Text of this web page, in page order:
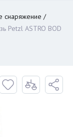
снаряжение
Petzl ASTRO BOD